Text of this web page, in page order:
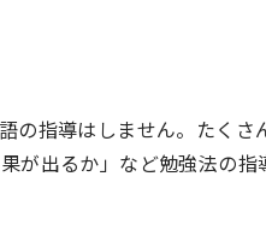
の指導はしません。たく
出るか」など勉強法の指